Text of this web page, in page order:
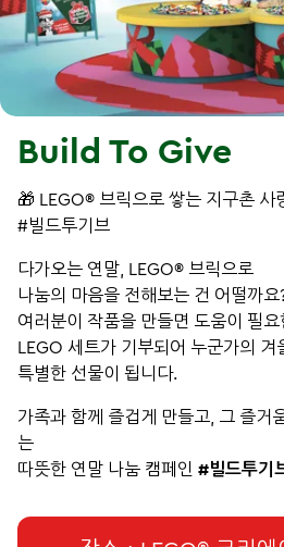
Build To Give
🎁 LEGO® 브릭으로 쌓는 지구촌 사
#빌드투기브
다가오는 연말, LEGO® 브릭으로
나눔의 마음을 전해보는 건 어떨까요
여러분이 작품을 만들면 도움이 필
LEGO 세트가 기부되어 누군가의 겨
특별한 선물이 됩니다.
가족과 함께 즐겁게 만들고, 그 즐거
는
따뜻한 연말 나눔 캠페인 #빌드투기